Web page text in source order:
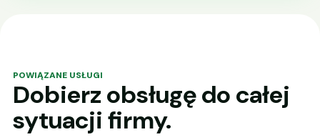
POWIĄZANE USŁUGI
Dobierz obsługę do całej
sytuacji firmy.